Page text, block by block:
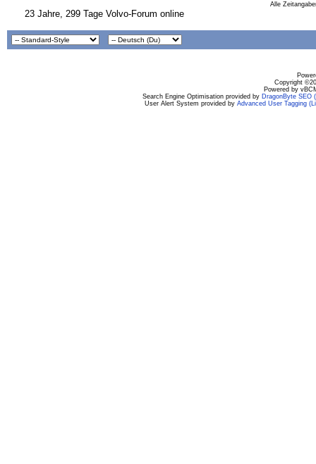
Alle
23 Jahre, 299 Tage Volvo-Forum online
Copyright
Powered by
Search Engine Optimisation provided by DragonByte SEO
User Alert System provided by Advanced User Tagging